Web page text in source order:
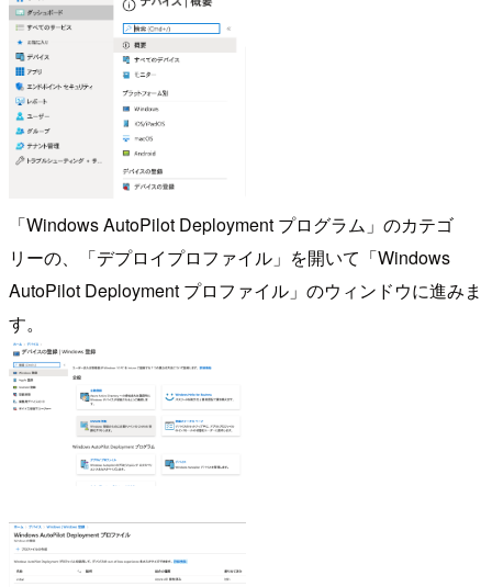
「Windows AutoPilot Deployment プログラム」のカテゴ
リーの、「デプロイプロファイル」を開いて「Windows
AutoPilot Deployment プロファイル」のウィンドウに進みま
す。